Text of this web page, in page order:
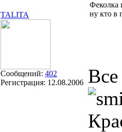
TALITA
Сообщений: 402
Регистрация: 12.08.2006
Феколка
ну кто в